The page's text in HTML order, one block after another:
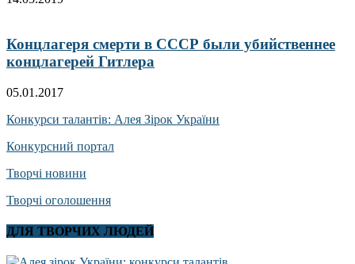
Концлагеря смерти в СССР были убийственнее
концлагерей Гитлера
05.01.2017
Конкурси талантів: Алея Зірок України
Конкурсний портал
Творчі новини
Творчі оголошення
ДЛЯ ТВОРЧИХ ЛЮДЕЙ